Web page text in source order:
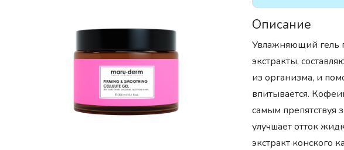
Описание
Увлажняющий гель
экстракты,
из организма, и
впитывается.
самым
улучшает отток
экстракт конского